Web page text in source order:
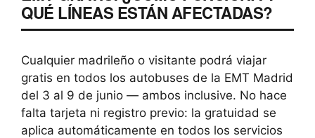
QUÉ LÍNEAS ESTÁN AFECTADAS?
Cualquier madrileño o visitante podrá viajar
gratis en todos los autobuses de la EMT Madrid
del 3 al 9 de junio — ambos inclusive. No hace
falta tarjeta ni registro previo: la gratuidad se
aplica automáticamente en todos los servicios